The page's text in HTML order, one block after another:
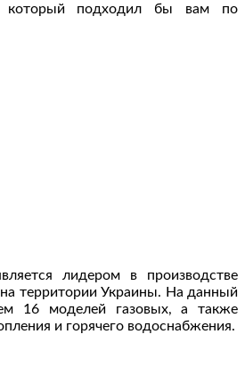
который подходил бы вам по
лидером в производстве
территории Украины. На данный
16 моделей газовых, а также
и горячего водоснабжения.